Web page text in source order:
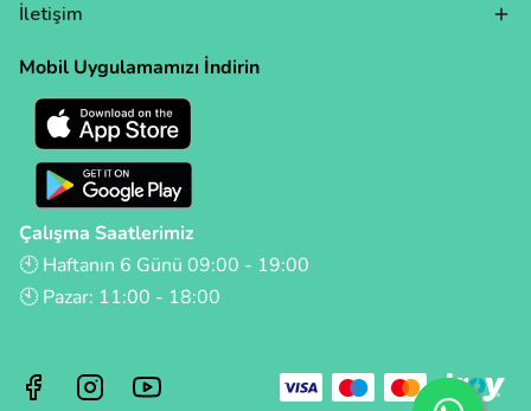
İletişim
Mobil Uygulamamızı İndirin
Çalışma Saatlerimiz
🕙 Haftanın 6 Günü 09:00 - 19:00
🕙 Pazar: 11:00 - 18:00